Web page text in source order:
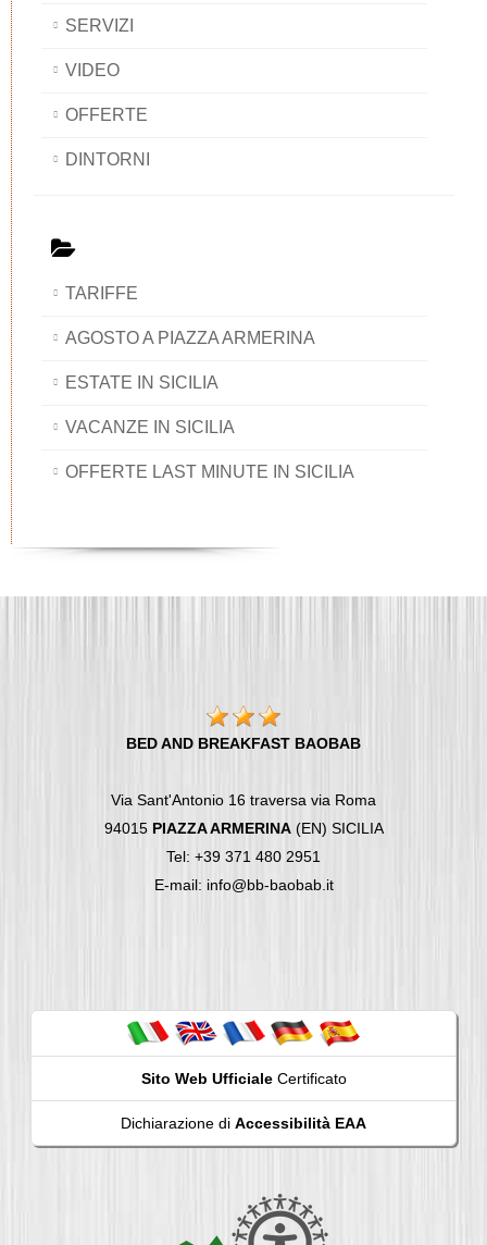
SERVIZI
VIDEO
OFFERTE
DINTORNI
TARIFFE
AGOSTO A PIAZZA ARMERINA
ESTATE IN SICILIA
VACANZE IN SICILIA
OFFERTE LAST MINUTE IN SICILIA
BED AND BREAKFAST BAOBAB
Via Sant'Antonio 16 traversa via Roma
94015 PIAZZA ARMERINA(EN) SICILIA
Tel: +39 371 480 2951
E-mail: info@bb-baobab.it
Sito Web UfficialeCertificato
Dichiarazione di Accessibilità EAA